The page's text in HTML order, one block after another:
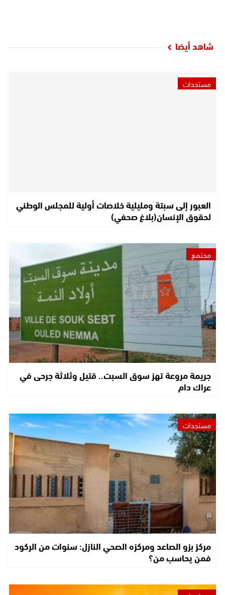
شاهد أيضا
مستجدات
العبور إلى سبتة ومليلية خلاصات أولية للمجلس الوطني
لحقوق الإنسان(بلاغ صحفي)
مجتمع
جريمة مروعة تهز سوق السبت.. قتيل وثلاثة جرحى في
عراك دام
مستجدات
مركز بزو الصاعد ومركزه الصحي النازل: سنوات من الركود
فمن يحاسب من؟